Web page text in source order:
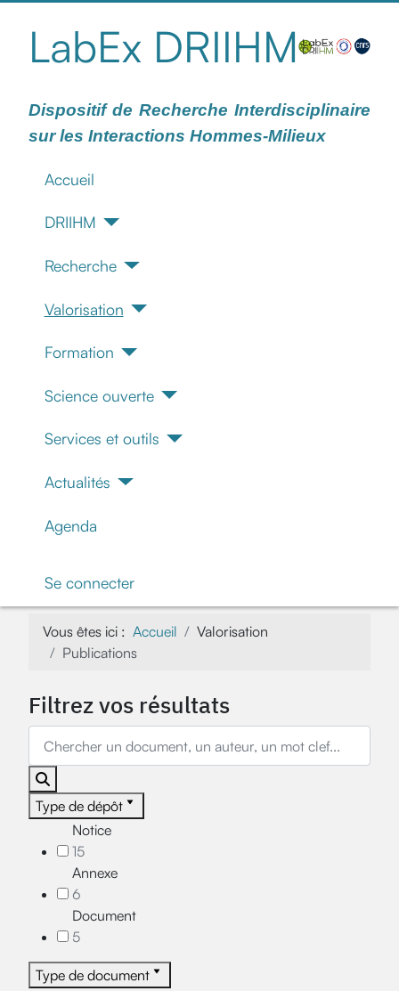
LabEx DRIIHM
Dispositif de Recherche Interdisciplinaire
sur les Interactions Hommes-Milieux
Accueil
DRIIHM
Recherche
Valorisation
Formation
Science ouverte
Services et outils
Actualités
Agenda
Se connecter
Vous êtes ici : Accueil
Valorisation
Publications
Filtrez vos résultats
Type de dépôt
Notice
15
Annexe
6
Document
5
Type de document